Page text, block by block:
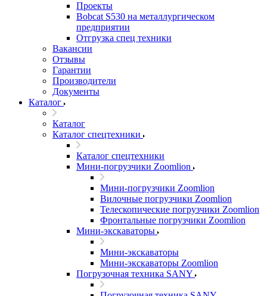
Проекты
Bobcat S530 на металлургическом
предприятии
Отгрузка спец техники
Вакансии
Отзывы
Гарантии
Производители
Документы
Каталог
Каталог
Каталог спецтехники
Каталог спецтехники
Мини-погрузчики Zoomlion
Мини-погрузчики Zoomlion
Вилочные погрузчики Zoomlion
Телескопические погрузчики Zoomlion
Фронтальные погрузчики Zoomlion
Мини-экскаваторы
Мини-экскаваторы
Мини-экскаваторы Zoomlion
Погрузочная техника SANY